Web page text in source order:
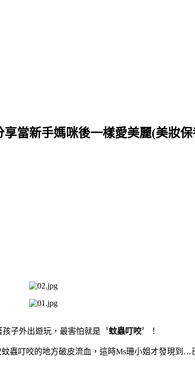
當新手媽咪後一樣愛美麗(美妝
子外出遊玩，最害怕就是〝蚊蟲叮咬〞！
蟲叮咬的地方破皮流血，這時Ms珊小姐才發現到 …